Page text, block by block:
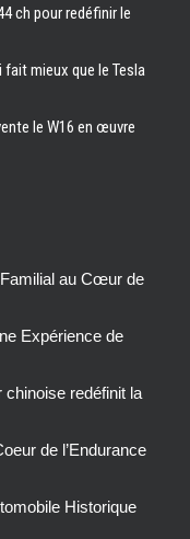
ch pour redéfinir le
fait mieux que le Tesla
le W16 en œuvre
au Cœur de
Expérience de
redéfinit la
de l’Endurance
Historique